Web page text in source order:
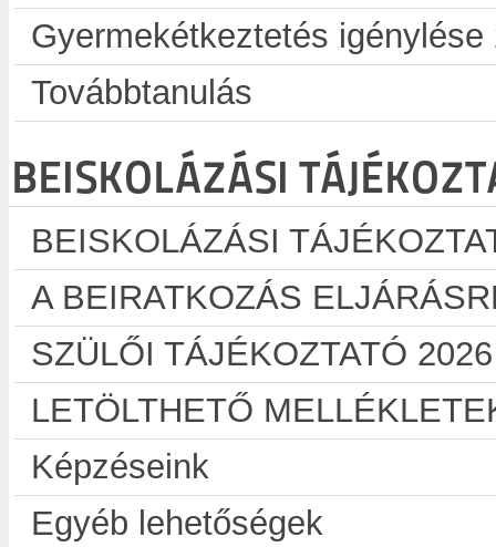
Gyermekétkeztetés
Továbbtanulás
BEISKOLÁZÁSI
BEISKOLÁZÁSI
A BEIRATKOZÁS
SZÜLŐI TÁJÉKOZTATÓ 2026
LETÖLTHETŐ
Képzéseink
Egyéb lehetőségek